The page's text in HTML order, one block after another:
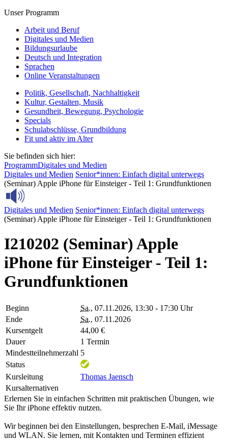
Unser Programm
Arbeit und Beruf
Digitales und Medien
Bildungsurlaube
Deutsch und Integration
Sprachen
Online Veranstaltungen
Politik, Gesellschaft, Nachhaltigkeit
Kultur, Gestalten, Musik
Gesundheit, Bewegung, Psychologie
Specials
Schulabschlüsse, Grundbildung
Fit und aktiv im Alter
Sie befinden sich hier:
ProgrammDigitales und Medien
Digitales und Medien Senior*innen: Einfach digital unterwegs
(Seminar) Apple iPhone für Einsteiger - Teil 1: Grundfunktionen
Digitales und Medien Senior*innen: Einfach digital unterwegs
(Seminar) Apple iPhone für Einsteiger - Teil 1: Grundfunktionen
I210202 (Seminar) Apple
iPhone für Einsteiger - Teil 1:
Grundfunktionen
Beginn Sa., 07.11.2026, 13:30 - 17:30 Uhr
Ende
Sa., 07.11.2026
Kursentgelt
44,00 €
Dauer
1 Termin
Mindestteilnehmerzahl 5
Status
Kursleitung
Thomas Jaensch
Kursalternativen
Erlernen Sie in einfachen Schritten mit praktischen Übungen, wie
Sie Ihr iPhone effektiv nutzen.
Wir beginnen bei den Einstellungen, besprechen E-Mail, iMessage
und WLAN. Sie lernen, mit Kontakten und Terminen effizient